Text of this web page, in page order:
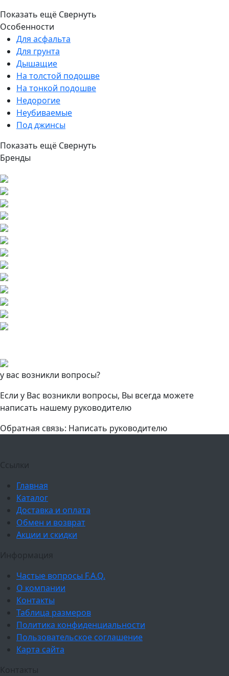
Показать ещё Свернуть
Особенности
Для асфальта
Для грунта
Дышащие
На толстой подошве
На тонкой подошве
Недорогие
Неубиваемые
Под джинсы
Показать ещё Свернуть
Бренды
у вас возникли вопросы?
Если у Вас возникли вопросы, Вы всегда можете
написать нашему руководителю
Обратная связь: Написать руководителю
Ссылки
Главная
Каталог
Доставка и оплата
Обмен и возврат
Акции и скидки
Информация
Частые вопросы F.A.Q.
О компании
Контакты
Таблица размеров
Политика конфиденциальности
Пользовательское соглашение
Карта сайта
Контакты